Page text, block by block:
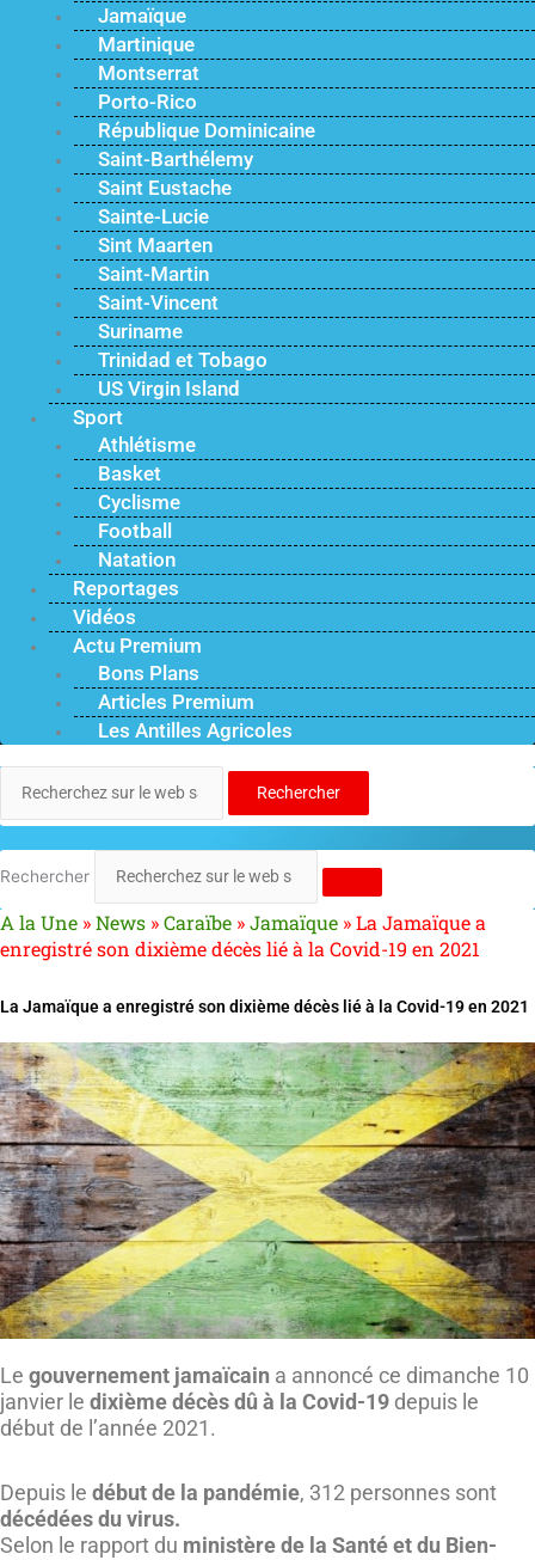
Jamaïque
Martinique
Montserrat
Porto-Rico
République Dominicaine
Saint-Barthélemy
Saint Eustache
Sainte-Lucie
Sint Maarten
Saint-Martin
Saint-Vincent
Suriname
Trinidad et Tobago
US Virgin Island
Sport
Athlétisme
Basket
Cyclisme
Football
Natation
Reportages
Vidéos
Actu Premium
Bons Plans
Articles Premium
Les Antilles Agricoles
Rechercher
Rechercher
A la Une »News »Caraïbe »Jamaïque »La Jamaïque a
enregistré son dixième décès lié à la Covid-19 en 2021
La Jamaïque a enregistré son dixième décès lié à la Covid-19 en 2021
Le gouvernement jamaïcain a annoncé ce dimanche 10
janvier le dixième décès dû à la Covid-19 depuis le
début de l’année 2021.
Depuis le début de la pandémie, 312 personnes sont
décédées du virus.
Selon le rapport du ministère de la Santé et du Bien-